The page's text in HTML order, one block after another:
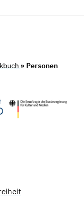
» Personen